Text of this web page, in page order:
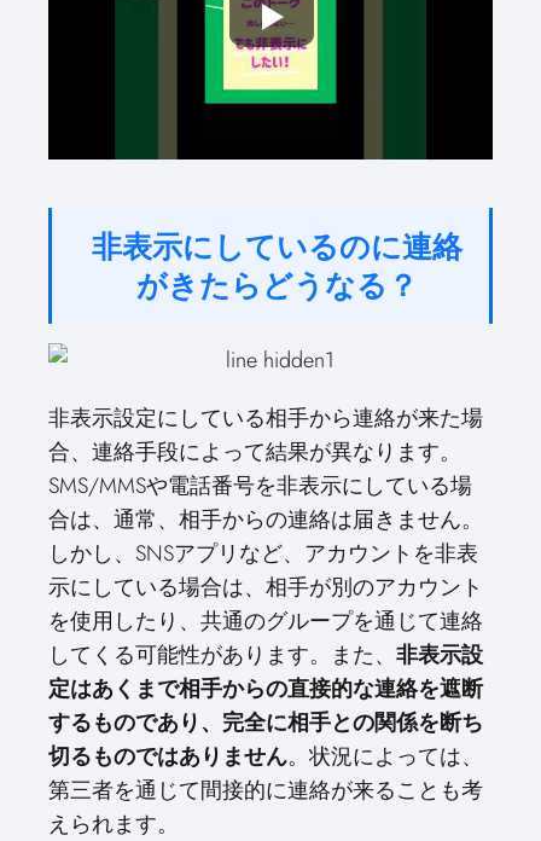
非表示にしているのに連絡
がきたらどうなる？
非表示設定にしている相手から連絡が来た場
合、連絡手段によって結果が異なります。
SMS/MMSや電話番号を非表示にしている場
合は、通常、相手からの連絡は届きません。
しかし、SNSアプリなど、アカウントを非表
示にしている場合は、相手が別のアカウント
を使用したり、共通のグループを通じて連絡
してくる可能性があります。また、 非表示設
定はあくまで相手からの直接的な連絡を遮断
するものであり、完全に相手との関係を断ち
切るものではありません。状況によっては、
第三者を通じて間接的に連絡が来ることも考
えられます。